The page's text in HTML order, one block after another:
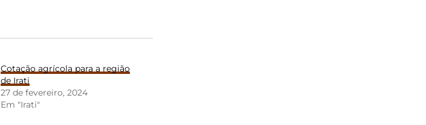
Cotação agrícola para a região
de Irati
27 de fevereiro, 2024
Em "Irati"